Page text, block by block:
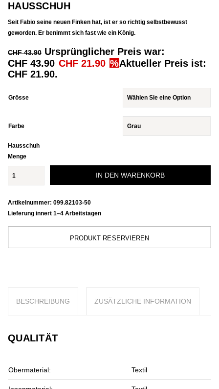
HAUSSCHUH
Seit Fabio seine neuen Finken hat, ist er so richtig selbstbewusst
geworden. Er benimmt sich fast wie ein König.
CHF43.90 Ursprünglicher Preis war:
CHF 43.90 CHF 21.90
Aktueller Preis ist:
CHF 21.90.
Grösse
Farbe
Hausschuh
Menge
IN DEN WARENKORB
Artikelnummer: 099.82103-50
Lieferung innert 1–4 Arbeitstagen
PRODUKT RESERVIEREN
BESCHREIBUNG ZUSÄTZLICHE INFORMATION
QUALITÄT
Obermaterial: Textil